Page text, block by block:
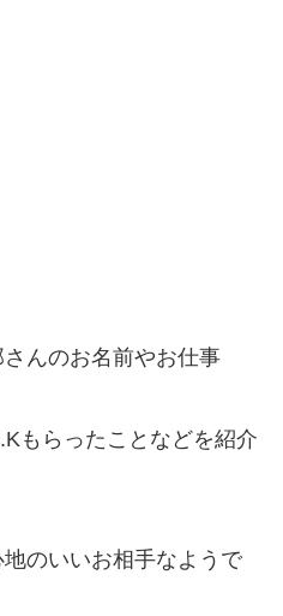
んのお名前やお仕事
もらったことなどを紹介
のいいお相手なようで